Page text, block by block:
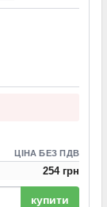
ЦІНА БЕЗ ПДВ
254 грн
купити